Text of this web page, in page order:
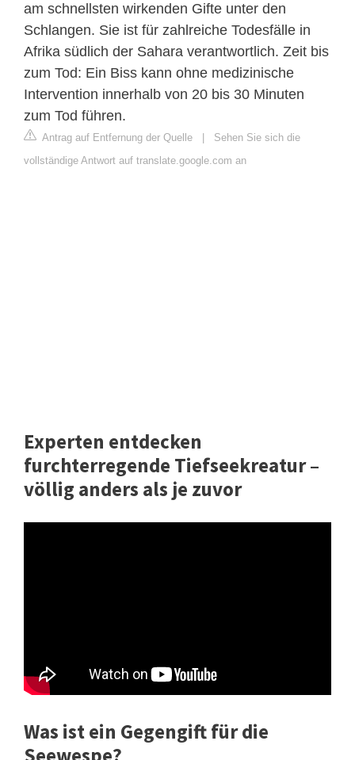
am schnellsten wirkenden Gifte unter den
Schlangen. Sie ist für zahlreiche Todesfälle in
Afrika südlich der Sahara verantwortlich. Zeit bis
zum Tod: Ein Biss kann ohne medizinische
Intervention innerhalb von 20 bis 30 Minuten
zum Tod führen.
Antrag auf Entfernung der Quelle
Sehen Sie sich die
vollständige Antwort auf translate.google.com an
Experten entdecken
furchterregende Tiefseekreatur –
völlig anders als je zuvor
Was ist ein Gegengift für die
Seewespe?